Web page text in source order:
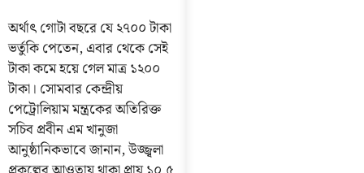
অর্থাৎ গোটা বছরে যে ২৭০০ টাকা
ভর্তুকি পেতেন, এবার থেকে সেই
টাকা কমে হয়ে গেল মাত্র ১২০০
টাকা। সোমবার কেন্দ্রীয়
পেট্রোলিয়াম মন্ত্রকের অতিরিক্ত
সচিব প্রবীন এম খানুজা
আনুষ্ঠানিকভাবে জানান, উজ্জ্বলা